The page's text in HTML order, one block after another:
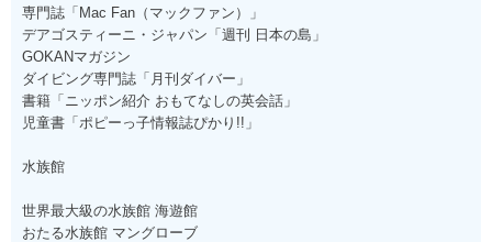
専門誌「Mac Fan（マックファン）」
デアゴスティーニ・ジャパン「週刊 日本の島」
GOKANマガジン
ダイビング専門誌「月刊ダイバー」
書籍「ニッポン紹介 おもてなしの英会話」
児童書「ポピーっ子情報誌ぴかり!!」
水族館
世界最大級の水族館 海遊館
おたる水族館 マングローブ